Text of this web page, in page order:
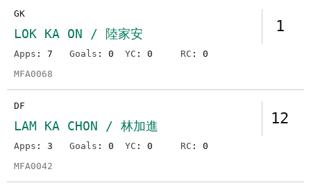
1
GK
LOK KA ON / 陸家安
Apps : 7 Goals : 0 YC : 0 RC : 0
MFA0068
12
DF
LAM KA CHON / 林加進
Apps : 3 Goals : 0 YC : 0 RC : 0
MFA0042